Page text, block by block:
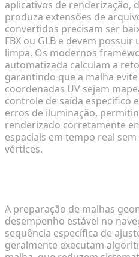
aplicativos de renderização,
produza extensões de
convertidos precisam ser
FBX ou GLB e devem
limpa. Os modernos
automatizada calculam a
garantindo que a malha
coordenadas UV sejam
controle de saída específico
erros de iluminação,
renderizado corretamente
espaciais em tempo real
vértices.
A preparação de malhas
desempenho estável no
sequência específica de
geralmente executam